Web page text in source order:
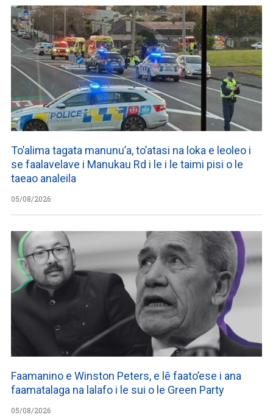
To’alima tagata manunu’a, to’atasi na loka e leoleo i
se faalavelave i Manukau Rd i le i le taimi pisi o le
taeao analeila
05/08/2026
Faamanino e Winston Peters, e lē faato’ese i ana
faamatalaga na lalafo i le sui o le Green Party
05/08/2026